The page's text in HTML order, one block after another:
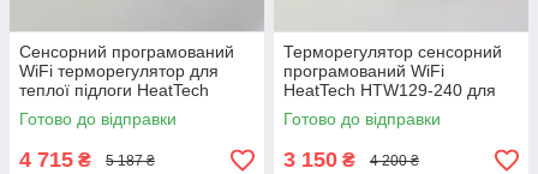
Сенсорний програмований
WiFi терморегулятор для
теплої підлоги HeatTech
HTW122-240 термостат,
теплорегулятор
Готово до відправки
4 715 ₴ 5 187 ₴
Терморегулятор сенсорний
програмований WiFi
HeatTech HTW129-240 для
теплої підлоги
Готово до відправки
3 150 ₴ 4 200 ₴